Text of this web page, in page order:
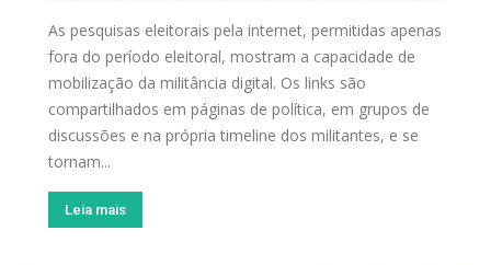
As pesquisas eleitorais pela internet, permitidas apenas
fora do período eleitoral, mostram a capacidade de
mobilização da militância digital. Os links são
compartilhados em páginas de política, em grupos de
discussões e na própria timeline dos militantes, e se
tornam...
Leia mais